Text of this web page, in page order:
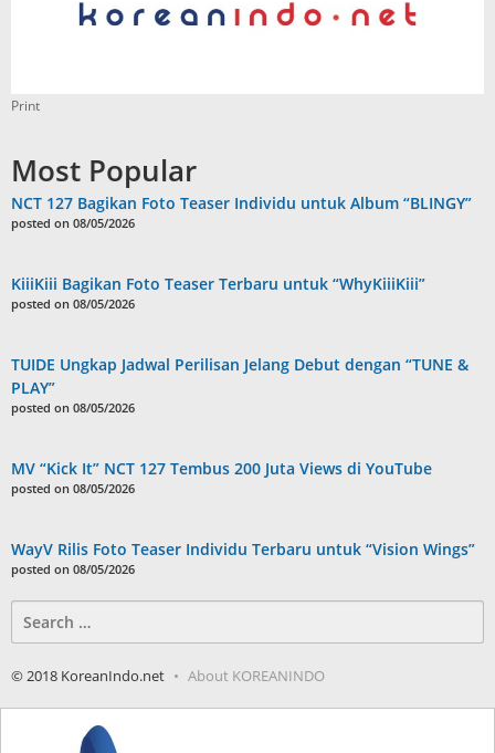
Print
Most Popular
NCT 127 Bagikan Foto Teaser Individu untuk Album “BLINGY”
posted on 08/05/2026
KiiiKiii Bagikan Foto Teaser Terbaru untuk “WhyKiiiKiii”
posted on 08/05/2026
TUIDE Ungkap Jadwal Perilisan Jelang Debut dengan “TUNE &
PLAY”
posted on 08/05/2026
MV “Kick It” NCT 127 Tembus 200 Juta Views di YouTube
posted on 08/05/2026
WayV Rilis Foto Teaser Individu Terbaru untuk “Vision Wings”
posted on 08/05/2026
for:
© 2018 KoreanIndo.net About KOREANINDO